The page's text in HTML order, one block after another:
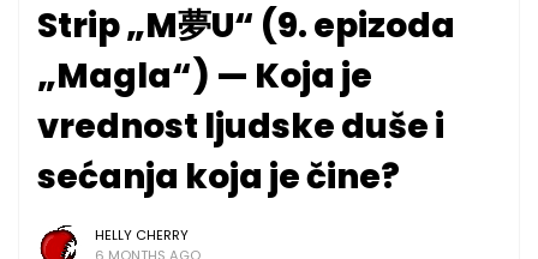
Strip „M夢U“ (9. epizoda
„Magla“) — Koja je
vrednost ljudske duše i
sećanja koja je čine?
HELLY CHERRY
6 MONTHS AGO